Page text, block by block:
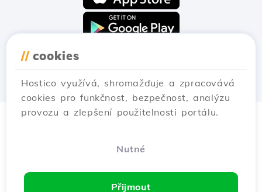
// cookies
Hostico využívá, shromažďuje a zpracovává
cookies pro funkčnost, bezpečnost, analýzu
provozu a zlepšení použitelnosti portálu.
Nutné
Přijmout